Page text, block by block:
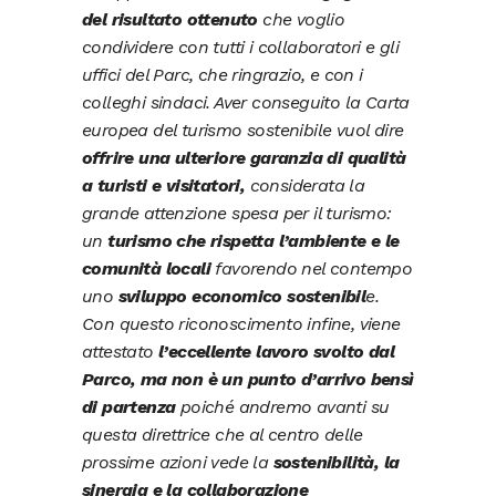
del risultato ottenuto che voglio
condividere con tutti i collaboratori e gli
uffici del Parc, che ringrazio, e con i
colleghi sindaci. Aver conseguito la Carta
europea del turismo sostenibile vuol dire
offrire una ulteriore garanzia di qualità
a turisti e visitatori, considerata la
grande attenzione spesa per il turismo:
un turismo che rispetta l’ambiente e le
comunità localifavorendo nel contempo
uno sviluppo economico sostenibile.
Con questo riconoscimento infine, viene
attestatol’eccellente lavoro svolto dal
Parco, ma non è un punto d’arrivo bensì
di partenzapoiché andremo avanti su
questa direttrice che al centro delle
prossime azioni vede la sostenibilità, la
sinergia e la collaborazione